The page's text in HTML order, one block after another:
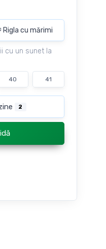
Rigla cu mărimi
cu un sunet la
40 41
2